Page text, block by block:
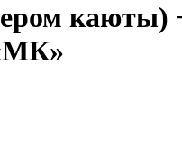
каюты)